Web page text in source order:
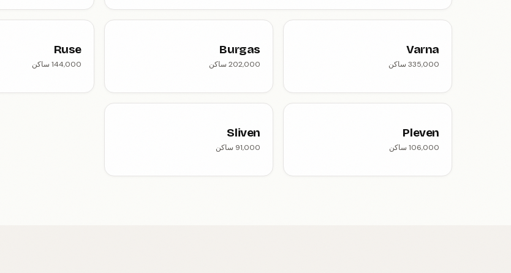
Varna
335,000 ساكن
Burgas
202,000 ساكن
Ruse
144,000 ساكن
Pleven
106,000 ساكن
Sliven
91,000 ساكن